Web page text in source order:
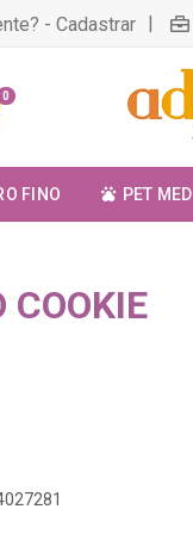
- Cadastrar |
0
FINO PET MED
COOKIE